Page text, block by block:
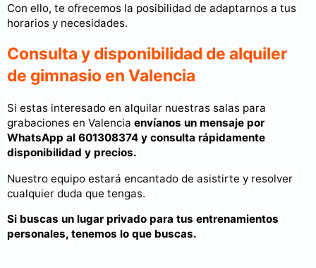
Con ello, te ofrecemos la posibilidad de adaptarnos a tus
horarios y necesidades.
Consulta y disponibilidad de alquiler
de gimnasio en Valencia
Si estas interesado en alquilar nuestras salas para
grabaciones en Valencia envíanos un mensaje por
WhatsApp al 601308374 y consulta rápidamente
disponibilidad y precios.
Nuestro equipo estará encantado de asistirte y resolver
cualquier duda que tengas.
Si buscas un lugar privado para tus entrenamientos
personales, tenemos lo que buscas.